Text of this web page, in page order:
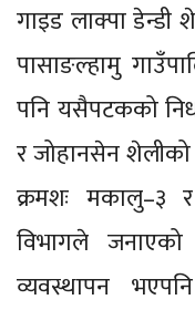
गाइड लाक्पा डेन्डी
पासाङल्हामु
पनि यसैपटकको
र जोहानसेन
क्रमशः मकालु–३
विभागले
व्यवस्थापन